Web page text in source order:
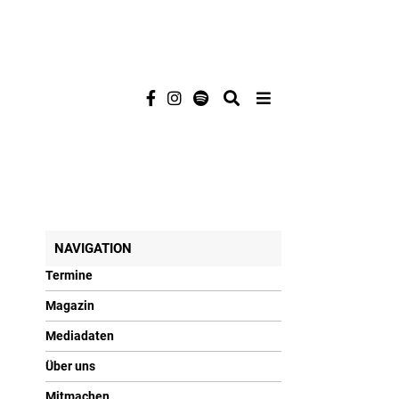
NAVIGATION
Termine
Magazin
Mediadaten
Über uns